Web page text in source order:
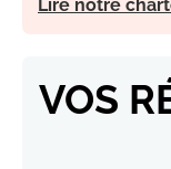
Lire notre
VOS